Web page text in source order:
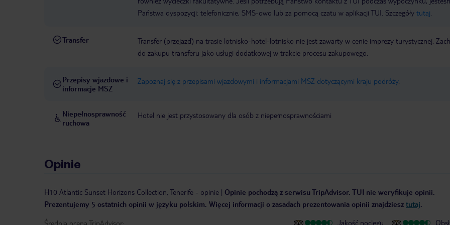
Państwa dyspozycji: telefonicznie, SMS-owo lub za pomocą czatu w aplikacji TUI. Szczegóły tutaj
Transfer
Transfer (przejazd) na trasie lotnisko-hotel-lotnisko nie jest zawarty w cenie imprezy turystycznej.
do zakupu transferu jako usługi dodatkowej w trakcie procesu zakupowego.
Przepisy wjazdowe i
informacje MSZ
Zapoznaj się z przepisami wjazdowymi i informacjami MSZ dotyczącymi kraju podróży.
Niepełnosprawność
ruchowa
Hotel nie jest przystosowany dla osób z niepełnosprawnościami
Opinie
H10 Atlantic Sunset Horizons Collection, Tenerife - opinie | Opinie pochodzą z serwisu TripAdvisor. TUI nie weryfikuje opinii.
Prezentujemy 5 ostatnich opinii w języku polskim. Więcej informacji o zasadach prezentowania opinii znajdziesz tutaj.
Średnia ocena TripAdvisor: Jakość noclegu